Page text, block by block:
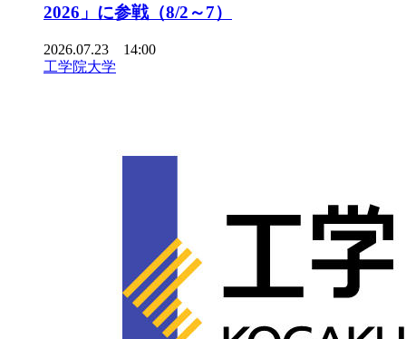
2026」に参戦（8/2～7）
2026.07.23 14:00
工学院大学